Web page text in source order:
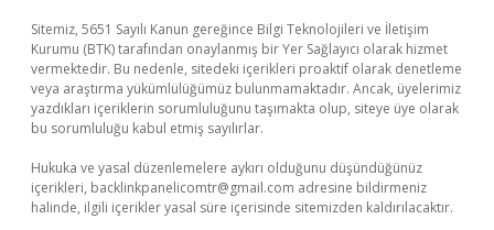
Sitemiz, 5651 Sayılı Kanun gereğince Bilgi Teknolojileri ve İletişim
Kurumu (BTK) tarafından onaylanmış bir Yer Sağlayıcı olarak hizmet
vermektedir. Bu nedenle, sitedeki içerikleri proaktif olarak denetleme
veya araştırma yükümlülüğümüz bulunmamaktadır. Ancak, üyelerimiz
yazdıkları içeriklerin sorumluluğunu taşımakta olup, siteye üye olarak
bu sorumluluğu kabul etmiş sayılırlar.
Hukuka ve yasal düzenlemelere aykırı olduğunu düşündüğünüz
içerikleri, backlinkpanelicomtr@gmail.com adresine bildirmeniz
halinde, ilgili içerikler yasal süre içerisinde sitemizden kaldırılacaktır.